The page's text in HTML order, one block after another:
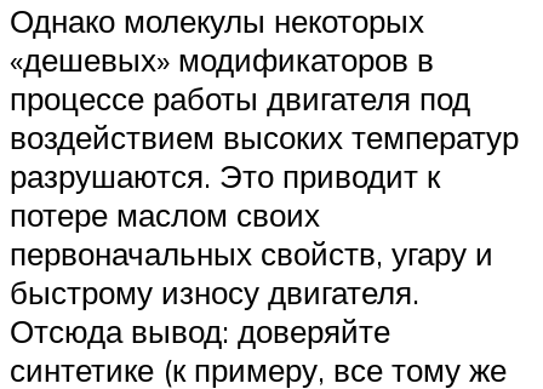
Однако молекулы некоторых
«дешевых» модификаторов в
процессе работы двигателя под
воздействием высоких температур
разрушаются. Это приводит к
потере маслом своих
первоначальных свойств, угару и
быстрому износу двигателя.
Отсюда вывод: доверяйте
синтетике (к примеру, все тому же